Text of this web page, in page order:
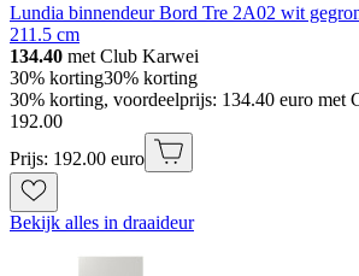
Lundia binnendeur Bord Tre 2A02 wit
211.5 cm
134.40 met Club Karwei
30% korting30% korting
30% korting, voordeelprijs: 134.40 euro met
192.00
Prijs: 192.00 euro
Bekijk alles in draaideur